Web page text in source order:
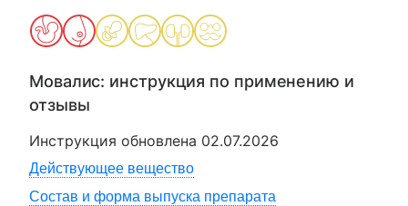
Мовалис: инструкция по применению и
отзывы
Инструкция обновлена 02.07.2026
Действующее вещество
Состав и форма выпуска препарата